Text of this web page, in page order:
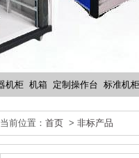
机柜 机箱 定制操作台 标准机柜
当前位置： 首页 > 非标产品